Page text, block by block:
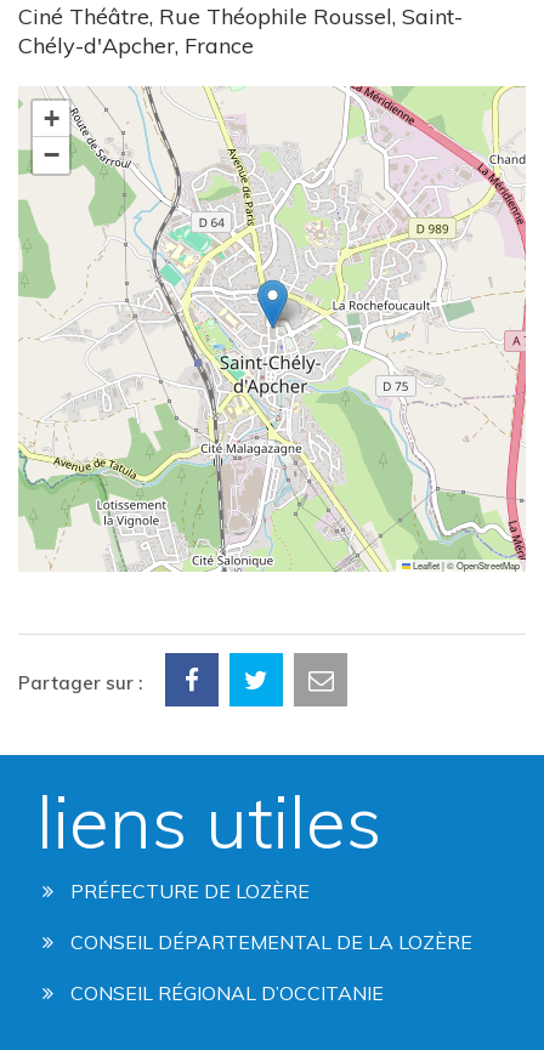
Ciné Théâtre, Rue Théophile Roussel, Saint-
Chély-d'Apcher, France
+
−
Leaflet|©OpenStreetMap
Partager sur :
liens utiles
PRÉFECTURE DE LOZÈRE
CONSEIL DÉPARTEMENTAL DE LA LOZÈRE
CONSEIL RÉGIONAL D’OCCITANIE